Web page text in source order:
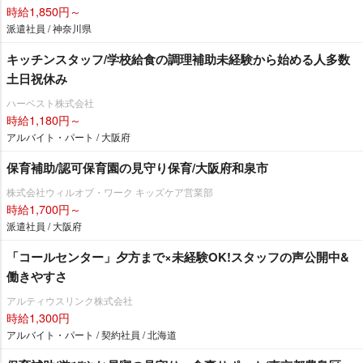
時給1,850円～
派遣社員 / 神奈川県
キッチンスタッフ/学校給食の調理補助未経験から始める人多数
土日祝休み
ハーベスト株式会社
時給1,180円～
アルバイト・パート / 大阪府
保育補助/認可保育園の見守り保育/大阪府和泉市
株式会社ウィルオブ・ワーク キッズケア営業部
時給1,700円～
派遣社員 / 大阪府
「コールセンター」夕方まで×未経験OK!スタッフの声公開中&
働きやすさ
アルティウスリンク株式会社
時給1,300円
アルバイト・パート / 契約社員 / 北海道